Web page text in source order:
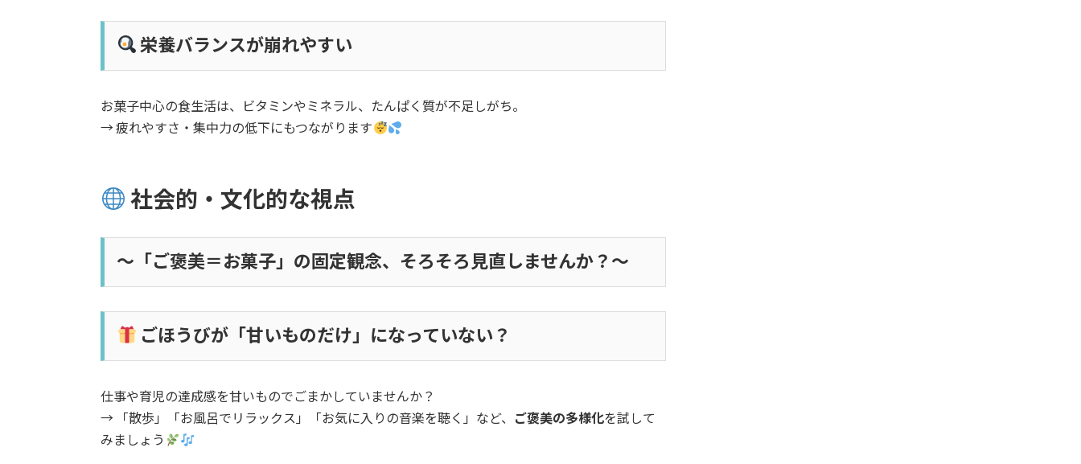
栄養バランスが崩れやすい
お菓子中心の食生活は、ビタミンやミネラル、たんぱく質が不足しがち。
→ 疲れやすさ・集中力の低下にもつながります
社会的・文化的な視点
～「ご褒美＝お菓子」の固定観念、そろそろ見直しませんか？～
ごほうびが「甘いものだけ」になっていない？
仕事や育児の達成感を甘いものでごまかしていませんか？
→ 「散歩」「お風呂でリラックス」「お気に入りの音楽を聴く」など、 ご褒美の多様化を試して
みましょう